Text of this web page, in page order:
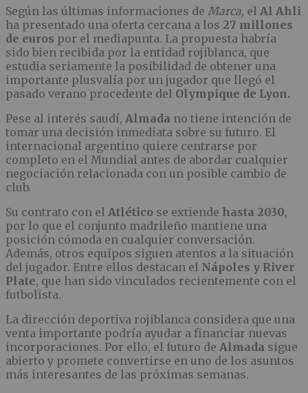
Según las últimas informaciones de Marca, el Al Ahli
ha presentado una oferta cercana a los 27 millones
de euros por el mediapunta. La propuesta habría
sido bien recibida por la entidad rojiblanca, que
estudia seriamente la posibilidad de obtener una
importante plusvalía por un jugador que llegó el
pasado verano procedente del Olympique de Lyon.
Pese al interés saudí, Almada no tiene intención de
tomar una decisión inmediata sobre su futuro. El
internacional argentino quiere centrarse por
completo en el Mundial antes de abordar cualquier
negociación relacionada con un posible cambio de
club.
Su contrato con el Atlético se extiende hasta 2030,
por lo que el conjunto madrileño mantiene una
posición cómoda en cualquier conversación.
Además, otros equipos siguen atentos a la situación
del jugador. Entre ellos destacan el Nápoles y River
Plate, que han sido vinculados recientemente con el
futbolista.
La dirección deportiva rojiblanca considera que una
venta importante podría ayudar a financiar nuevas
incorporaciones. Por ello, el futuro de Almada sigue
abierto y promete convertirse en uno de los asuntos
más interesantes de las próximas semanas.